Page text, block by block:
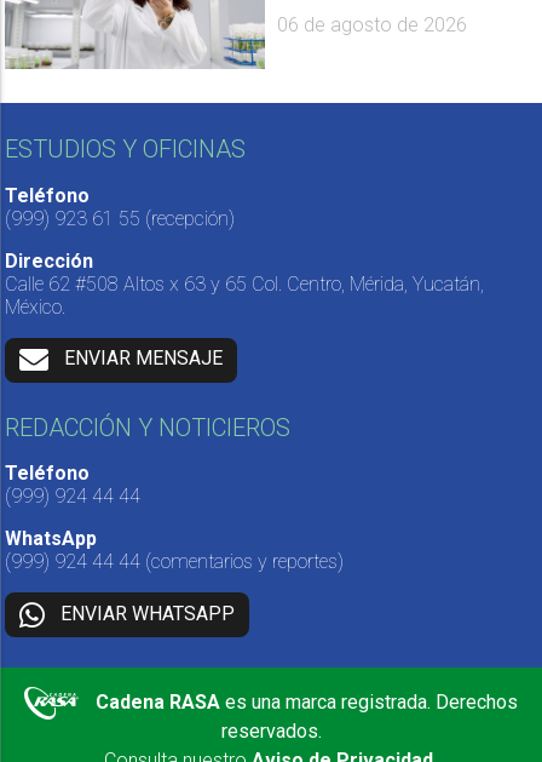
06 de agosto de 2026
ESTUDIOS Y OFICINAS
Teléfono
(999) 923 61 55 (recepción)
Dirección
Calle 62 #508 Altos x 63 y 65 Col. Centro, Mérida, Yucatán,
México.
ENVIAR MENSAJE
REDACCIÓN Y NOTICIEROS
Teléfono
(999) 924 44 44
WhatsApp
(999) 924 44 44 (comentarios y reportes)
ENVIAR WHATSAPP
Cadena RASA es una marca registrada. Derechos
reservados.